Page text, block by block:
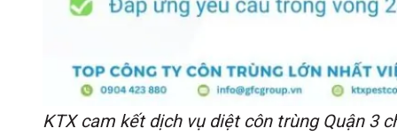
KTX cam kết dịch vụ diệt côn trùng Quận 3